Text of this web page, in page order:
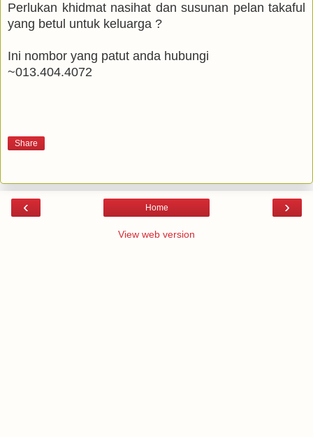
Perlukan khidmat nasihat dan susunan pelan takaful
yang betul untuk keluarga ?
Ini nombor yang patut anda hubungi
~013.404.4072
Share
‹ ›
Home
View web version